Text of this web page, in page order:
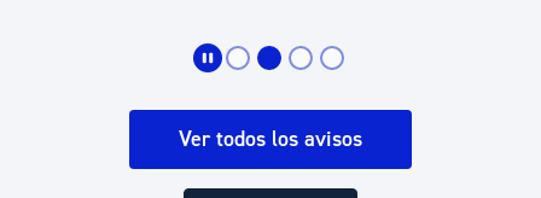
Ver todos los avisos